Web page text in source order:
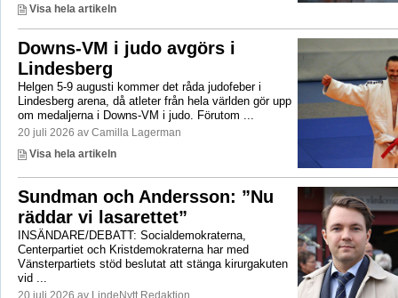
Visa hela artikeln
Downs-VM i judo avgörs i
Lindesberg
Helgen 5-9 augusti kommer det råda judofeber i
Lindesberg arena, då atleter från hela världen gör upp
om medaljerna i Downs-VM i judo. Förutom ...
20 juli 2026 av Camilla Lagerman
Visa hela artikeln
Sundman och Andersson: ”Nu
räddar vi lasarettet”
INSÄNDARE/DEBATT: Socialdemokraterna,
Centerpartiet och Kristdemokraterna har med
Vänsterpartiets stöd beslutat att stänga kirurgakuten
vid ...